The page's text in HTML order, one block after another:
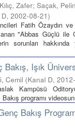
Zafer; Saçak,
, 2002-08-21)
Fatih Özaydın
"Abbas Güçlü ile
sorunları hakkında
Bakış, Işık
Cemil (Kanal D,
Kampüsü
programı
Bakış